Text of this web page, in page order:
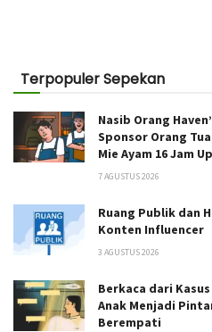
Terpopuler Sepekan
Nasib Orang
Sponsor Orang
Mie Ayam 16 Jam
7 AGUSTUS 2026
Ruang Publik dan
Konten Influencer
3 AGUSTUS 2026
Berkaca dari
Anak Menjadi
Berempati